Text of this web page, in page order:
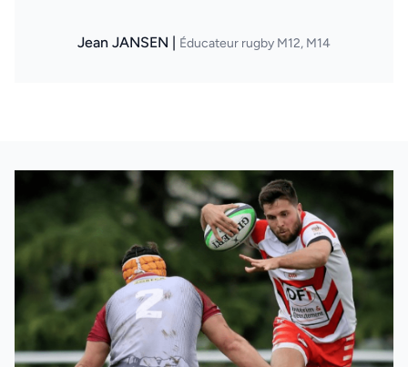
Jean JANSEN | Éducateur rugby M12, M14